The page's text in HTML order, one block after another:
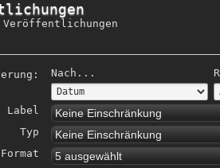
Veröffentlichungen
Nach...
Label Keine Einschränkung
Typ Keine Einschränkung
Format 5 ausgewählt